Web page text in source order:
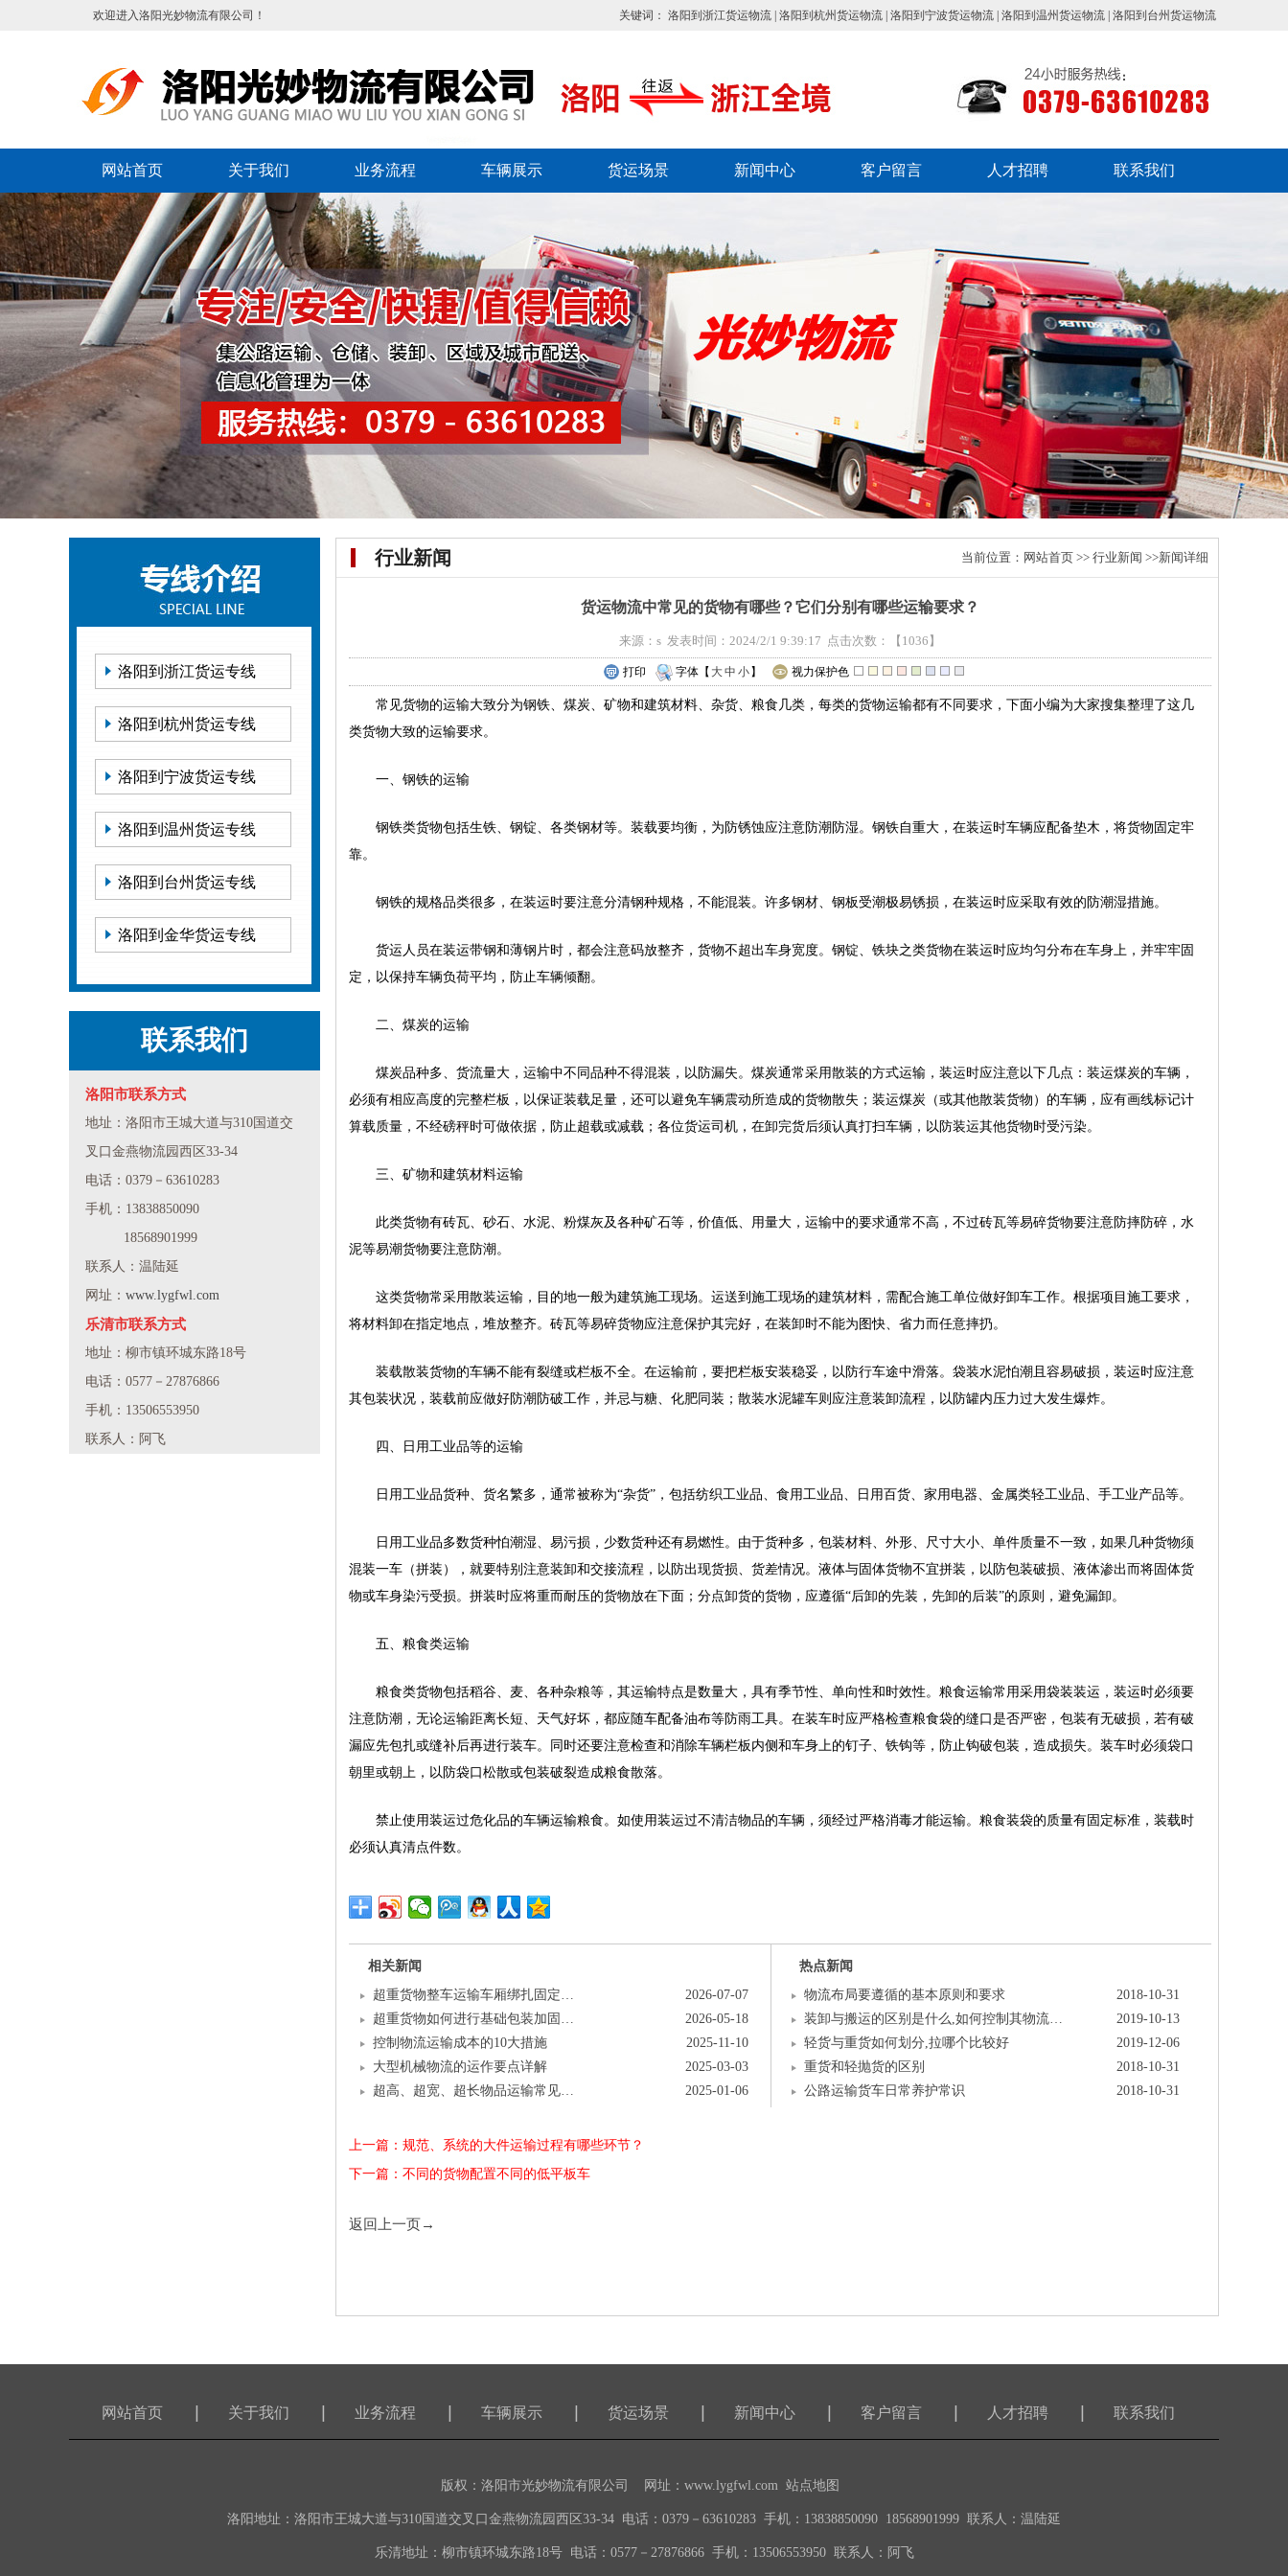
欢迎进入洛阳光妙物流有限公司！ 关键词： 洛阳到浙江货运物流 洛阳到杭州货运物流 洛阳到宁波货运物流 洛阳到温州货运物流 洛阳到台州货运物流
网站首页 关于我们 业务流程 车辆展示 货运场景 新闻中心 客户留言 人才招聘 联系我们
洛阳到浙江货运专线
洛阳到杭州货运专线
洛阳到宁波货运专线
洛阳到温州货运专线
洛阳到台州货运专线
洛阳到金华货运专线
联系我们
洛阳市联系方式
地址：洛阳市王城大道与310国道交
叉口金燕物流园西区33-34
电话：0379－63610283
手机：13838850090
18568901999
联系人：温陆延
网址： www.lygfwl.com
乐清市联系方式
地址：柳市镇环城东路18号
电话：0577－27876866
手机：13506553950
联系人：阿飞
行业新闻 当前位置： 网站首页 >> 行业新闻 >>新闻详细
货运物流中常见的货物有哪些？它们分别有哪些运输要求？
来源：s 发表时间：2024/2/1 9:39:17 点击次数： 【1036】
打印 字体【 大中 小 】 视力保护色
常见货物的运输大致分为钢铁、煤炭、矿物和建筑材料、杂货、粮食几类，每类的货物运输都有不同要求，下面小编为大家搜集整理了这几
类货物大致的运输要求。
一、钢铁的运输
钢铁类货物包括生铁、钢锭、各类钢材等。装载要均衡，为防锈蚀应注意防潮防湿。钢铁自重大，在装运时车辆应配备垫木，将货物固定牢
靠。
钢铁的规格品类很多，在装运时要注意分清钢种规格，不能混装。许多钢材、钢板受潮极易锈损，在装运时应采取有效的防潮湿措施。
货运人员在装运带钢和薄钢片时，都会注意码放整齐，货物不超出车身宽度。钢锭、铁块之类货物在装运时应均匀分布在车身上，并牢牢固
定，以保持车辆负荷平均，防止车辆倾翻。
二、煤炭的运输
煤炭品种多、货流量大，运输中不同品种不得混装，以防漏失。煤炭通常采用散装的方式运输，装运时应注意以下几点：装运煤炭的车辆，
必须有相应高度的完整栏板，以保证装载足量，还可以避免车辆震动所造成的货物散失；装运煤炭（或其他散装货物）的车辆，应有画线标记计
算载质量，不经磅秤时可做依据，防止超载或减载；各位货运司机，在卸完货后须认真打扫车辆，以防装运其他货物时受污染。
三、矿物和建筑材料运输
此类货物有砖瓦、砂石、水泥、粉煤灰及各种矿石等，价值低、用量大，运输中的要求通常不高，不过砖瓦等易碎货物要注意防摔防碎，水
泥等易潮货物要注意防潮。
这类货物常采用散装运输，目的地一般为建筑施工现场。运送到施工现场的建筑材料，需配合施工单位做好卸车工作。根据项目施工要求，
将材料卸在指定地点，堆放整齐。砖瓦等易碎货物应注意保护其完好，在装卸时不能为图快、省力而任意摔扔。
装载散装货物的车辆不能有裂缝或栏板不全。在运输前，要把栏板安装稳妥，以防行车途中滑落。袋装水泥怕潮且容易破损，装运时应注意
其包装状况，装载前应做好防潮防破工作，并忌与糖、化肥同装；散装水泥罐车则应注意装卸流程，以防罐内压力过大发生爆炸。
四、日用工业品等的运输
日用工业品货种、货名繁多，通常被称为“杂货”，包括纺织工业品、食用工业品、日用百货、家用电器、金属类轻工业品、手工业产品等。
日用工业品多数货种怕潮湿、易污损，少数货种还有易燃性。由于货种多，包装材料、外形、尺寸大小、单件质量不一致，如果几种货物须
混装一车（拼装），就要特别注意装卸和交接流程，以防出现货损、货差情况。液体与固体货物不宜拼装，以防包装破损、液体渗出而将固体货
物或车身染污受损。拼装时应将重而耐压的货物放在下面；分点卸货的货物，应遵循“后卸的先装，先卸的后装”的原则，避免漏卸。
五、粮食类运输
粮食类货物包括稻谷、麦、各种杂粮等，其运输特点是数量大，具有季节性、单向性和时效性。粮食运输常用采用袋装装运，装运时必须要
注意防潮，无论运输距离长短、天气好坏，都应随车配备油布等防雨工具。在装车时应严格检查粮食袋的缝口是否严密，包装有无破损，若有破
漏应先包扎或缝补后再进行装车。同时还要注意检查和消除车辆栏板内侧和车身上的钉子、铁钩等，防止钩破包装，造成损失。装车时必须袋口
朝里或朝上，以防袋口松散或包装破裂造成粮食散落。
禁止使用装运过危化品的车辆运输粮食。如使用装运过不清洁物品的车辆，须经过严格消毒才能运输。粮食装袋的质量有固定标准，装载时
必须认真清点件数。
相关新闻
2026-07-07
超重货物整车运输车厢绑扎固定…
2026-05-18
超重货物如何进行基础包装加固…
2025-11-10
控制物流运输成本的10大措施
2025-03-03
大型机械物流的运作要点详解
2025-01-06
超高、超宽、超长物品运输常见…
热点新闻
2018-10-31
物流布局要遵循的基本原则和要求
2019-10-13
装卸与搬运的区别是什么,如何控制其物流…
2019-12-06
轻货与重货如何划分,拉哪个比较好
2018-10-31
重货和轻抛货的区别
2018-10-31
公路运输货车日常养护常识
上一篇：规范、系统的大件运输过程有哪些环节？
下一篇：不同的货物配置不同的低平板车
返回上一页→
网站首页 关于我们 业务流程 车辆展示 货运场景 新闻中心 客户留言 人才招聘 联系我们
版权： 洛阳市光妙物流有限公司 网址： www.lygfwl.com 站点地图
洛阳地址：洛阳市王城大道与310国道交叉口金燕物流园西区33-34 电话：0379－63610283 手机：13838850090 18568901999 联系人：温陆延
乐清地址：柳市镇环城东路18号 电话：0577－27876866 手机：13506553950 联系人：阿飞